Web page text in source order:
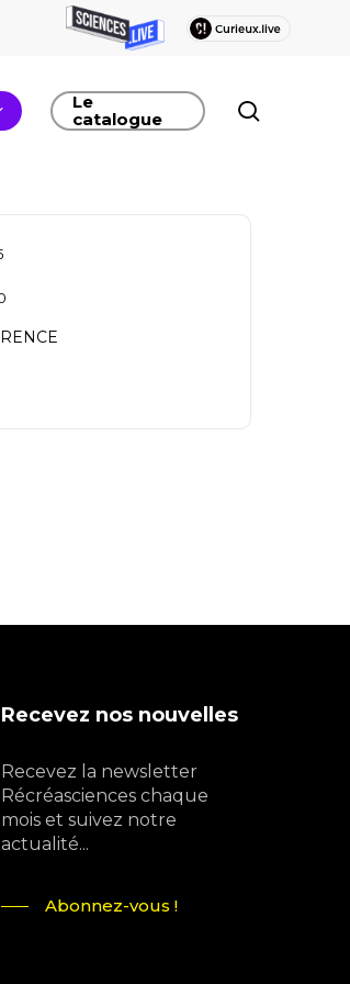
Le
catalogue
Recevez nos nouvelles
Recevez la newsletter
Récréasciences chaque
mois et suivez notre
actualité...
Abonnez-vous !